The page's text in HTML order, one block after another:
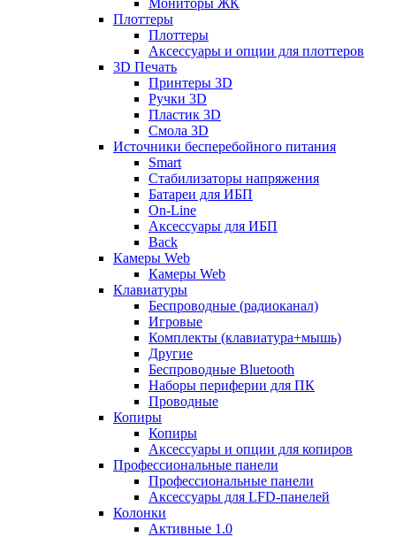
Мониторы ЖК
Плоттеры
Плоттеры
Аксессуары и опции для плоттеров
3D Печать
Принтеры 3D
Ручки 3D
Пластик 3D
Смола 3D
Источники бесперебойного питания
Smart
Стабилизаторы напряжения
Батареи для ИБП
On-Line
Аксессуары для ИБП
Back
Камеры Web
Камеры Web
Клавиатуры
Беспроводные (радиоканал)
Игровые
Комплекты (клавиатура+мышь)
Другие
Беспроводные Bluetooth
Наборы периферии для ПК
Проводные
Копиры
Копиры
Аксессуары и опции для копиров
Профессиональные панели
Профессиональные панели
Аксессуары для LFD-панелей
Колонки
Активные 1.0